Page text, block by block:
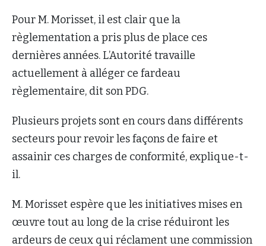
Pour M. Morisset, il est clair que la
règlementation a pris plus de place ces
dernières années. L’Autorité travaille
actuellement à alléger ce fardeau
règlementaire, dit son PDG.
Plusieurs projets sont en cours dans différents
secteurs pour revoir les façons de faire et
assainir ces charges de conformité, explique-t-
il.
M. Morisset espère que les initiatives mises en
œuvre tout au long de la crise réduiront les
ardeurs de ceux qui réclament une commission